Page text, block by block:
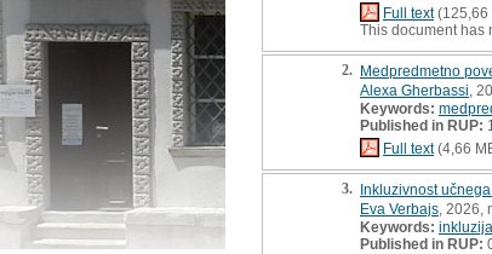
Full text(125,66
This document has
2. Medpredmetno
Alexa Gherbassi ,
Keywords:
Published in RUP:
Full text(4,66
3. Inkluzivnost
Eva Verbajs ,
Keywords: inkluzija
Published in RUP: